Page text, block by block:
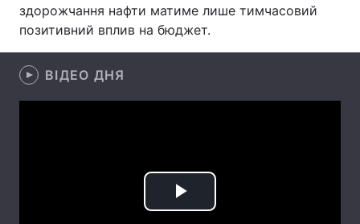
Відео з Youtube Статті
Інтерв'ю
Архів Вакансії
здорожчання нафти матиме лише тимчасовий
позитивний вплив на бюджет.
ВІДЕО ДНЯ
Play